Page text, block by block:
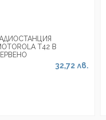
Т42 В
32,72 лв.